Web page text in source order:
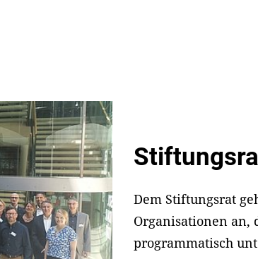
Dem Stiftungsrat
Organisationen
programmatisch